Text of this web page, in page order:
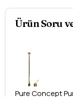
Ürün Soru
Pure Concept